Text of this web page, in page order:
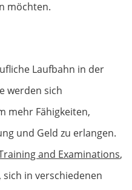
möchten.
Laufbahn in der
werden sich
mehr Fähigkeiten,
und Geld zu erlangen.
and Examinations,
in verschiedenen